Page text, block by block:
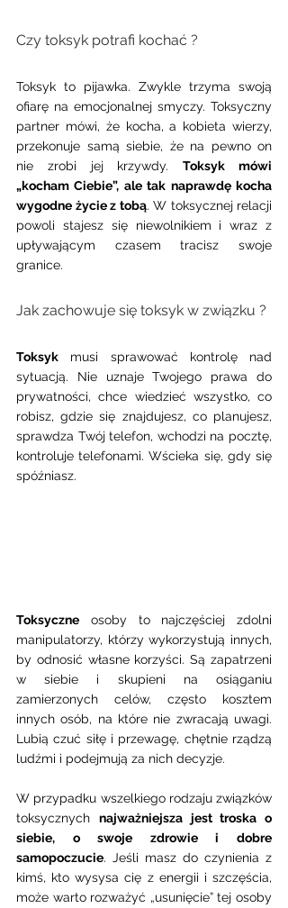
Czy toksyk potrafi kochać ?
Toksyk to pijawka. Zwykle trzyma swoją
ofiarę na emocjonalnej smyczy. Toksyczny
partner mówi, że kocha, a kobieta wierzy,
przekonuje samą siebie, że na pewno on
nie zrobi jej krzywdy. Toksyk mówi
„kocham Ciebie”, ale tak naprawdę kocha
wygodne życie z tobą. W toksycznej relacji
powoli stajesz się niewolnikiem i wraz z
upływającym czasem tracisz swoje
granice.
Jak zachowuje się toksyk w związku ?
Toksyk musi sprawować kontrolę nad
sytuacją. Nie uznaje Twojego prawa do
prywatności, chce wiedzieć wszystko, co
robisz, gdzie się znajdujesz, co planujesz,
sprawdza Twój telefon, wchodzi na pocztę,
kontroluje telefonami. Wścieka się, gdy się
spóźniasz.
Toksyczne osoby to najczęściej zdolni
manipulatorzy, którzy wykorzystują innych,
by odnosić własne korzyści. Są zapatrzeni
w siebie i skupieni na osiąganiu
zamierzonych celów, często kosztem
innych osób, na które nie zwracają uwagi.
Lubią czuć siłę i przewagę, chętnie rządzą
ludźmi i podejmują za nich decyzje.
W przypadku wszelkiego rodzaju związków
toksycznych najważniejsza jest troska o
siebie, o swoje zdrowie i dobre
samopoczucie. Jeśli masz do czynienia z
kimś, kto wysysa cię z energii i szczęścia,
może warto rozważyć „usunięcie” tej osoby